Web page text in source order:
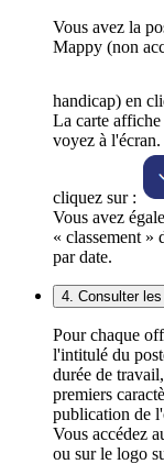
Vous avez la
Mappy (non
handicap) en
La carte
voyez à
cliquez sur :
Vous avez
« classement »
par date.
4. Consulter
Pour chaque
l'intitulé du
durée de
premiers
publication de
Vous accédez
ou sur le logo